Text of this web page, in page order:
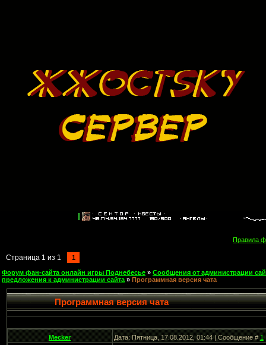
Правила
Страница 1 из 1 1
Форум фан-сайта онлайн игры Поднебесье » Сообщения от администрации
предложения к администрации сайта » Программная версия чата
Программная версия чата
Mecker Дата: Пятница, 17.08.2012, 01:44 | Сообщение #1